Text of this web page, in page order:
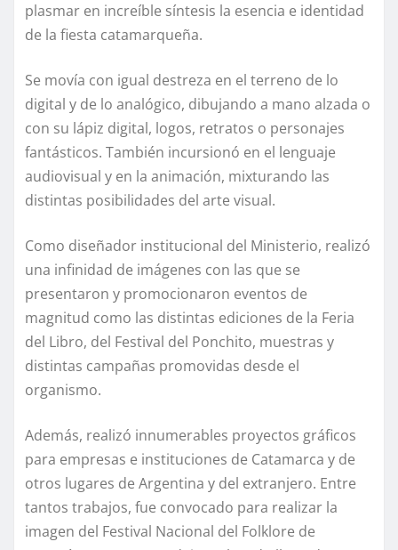
plasmar en increíble síntesis la esencia e identidad
de la fiesta catamarqueña.
Se movía con igual destreza en el terreno de lo
digital y de lo analógico, dibujando a mano alzada o
con su lápiz digital, logos, retratos o personajes
fantásticos. También incursionó en el lenguaje
audiovisual y en la animación, mixturando las
distintas posibilidades del arte visual.
Como diseñador institucional del Ministerio, realizó
una infinidad de imágenes con las que se
presentaron y promocionaron eventos de
magnitud como las distintas ediciones de la Feria
del Libro, del Festival del Ponchito, muestras y
distintas campañas promovidas desde el
organismo.
Además, realizó innumerables proyectos gráficos
para empresas e instituciones de Catamarca y de
otros lugares de Argentina y del extranjero. Entre
tantos trabajos, fue convocado para realizar la
imagen del Festival Nacional del Folklore de